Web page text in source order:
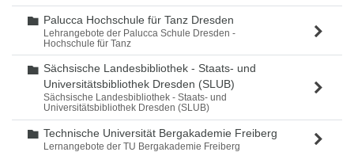
Ordner
Palucca Hochschule für Tanz Dresden
Lehrangebote der Palucca Schule Dresden -
Hochschule für Tanz
Ordner
Sächsische Landesbibliothek - Staats- und
Universitätsbibliothek Dresden (SLUB)
Sächsische Landesbibliothek - Staats- und
Universitätsbibliothek Dresden (SLUB)
Ordner
Technische Universität Bergakademie Freiberg
Lernangebote der TU Bergakademie Freiberg